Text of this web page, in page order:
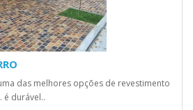
das melhores opções de revestimento
é durável..